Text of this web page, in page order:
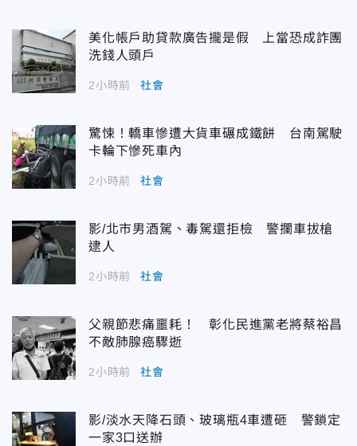
美化帳戶助貸款廣告攏是假 上當恐成詐團
洗錢人頭戶
2小時前 社會
驚悚！轎車慘遭大貨車碾成鐵餅 台南駕駛
卡輪下慘死車內
2小時前 社會
影/北市男酒駕、毒駕還拒檢 警攔車拔槍
逮人
2小時前 社會
父親節悲痛噩耗！ 彰化民進黨老將蔡裕昌
不敵肺腺癌驟逝
2小時前 社會
影/淡水天降石頭、玻璃瓶4車遭砸 警鎖定
一家3口送辦